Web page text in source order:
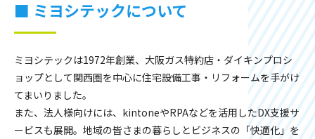
■ ミヨシテックについて
ミヨシテックは1972年創業、大阪ガス特約店・ダイキンプロシ
ョップとして関西圏を中心に住宅設備工事・リフォームを手がけ
てまいりました。
また、法人様向けには、kintoneやRPAなどを活用したDX支援サ
ービスも展開。地域の皆さまの暮らしとビジネスの「快適化」を